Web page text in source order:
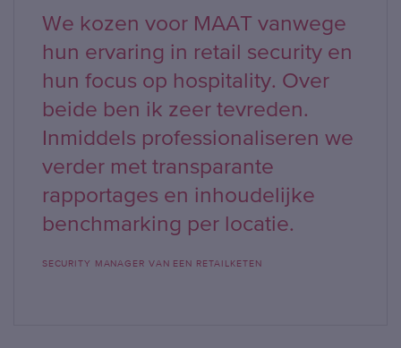
We kozen voor MAAT vanwege
hun ervaring in retail security en
hun focus op hospitality. Over
beide ben ik zeer tevreden.
Inmiddels professionaliseren we
verder met transparante
rapportages en inhoudelijke
benchmarking per locatie.
SECURITY MANAGER VAN EEN RETAILKETEN